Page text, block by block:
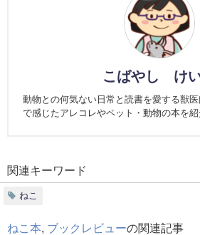
こばやし け
動物との何気ない日常と読書を愛する獣医
で感じたアレコレやペット・動物の本を紹
関連キーワード
ねこ
ねこ本, ブックレビューの関連記事